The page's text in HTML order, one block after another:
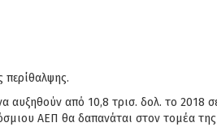
αυξηθούν από 10,8 τρισ. δολ. το
ΑΕΠ θα δαπανάται στον τομέα της